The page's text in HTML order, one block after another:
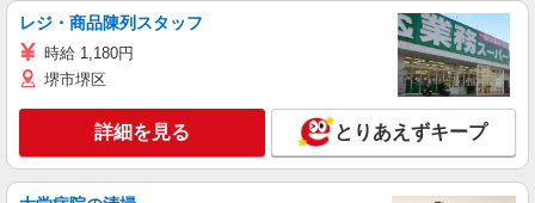
レジ・商品陳列スタッフ
時給 1,180円
堺市堺区
詳細を見る とりあえずキープ